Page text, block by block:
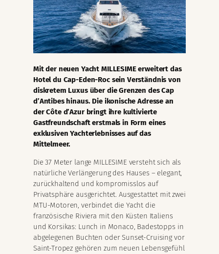
Mit der neuen Yacht MILLESIME erweitert das
Hotel du Cap-Eden-Roc sein Verständnis von
diskretem Luxus über die Grenzen des Cap
d’Antibes hinaus. Die ikonische Adresse an
der Côte d’Azur bringt ihre kultivierte
Gastfreundschaft erstmals in Form eines
exklusiven Yachterlebnisses auf das
Mittelmeer.
Die 37 Meter lange MILLESIME versteht sich als
natürliche Verlängerung des Hauses – elegant,
zurückhaltend und kompromisslos auf
Privatsphäre ausgerichtet. Ausgestattet mit zwei
MTU-Motoren, verbindet die Yacht die
französische Riviera mit den Küsten Italiens
und Korsikas: Lunch in Monaco, Badestopps in
abgelegenen Buchten oder Sunset-Cruising vor
Saint-Tropez gehören zum neuen Lebensgefühl